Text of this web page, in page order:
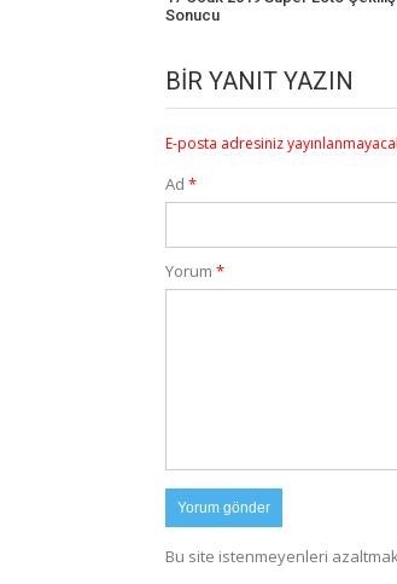
Sonucu
BIR YANIT YAZIN
E-posta adresiniz
Ad *
Yorum *
Bu site istenmeyenleri